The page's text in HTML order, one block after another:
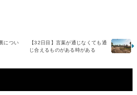
【32日目】言葉が通じなくても通
じ合えるものがある時がある
につい